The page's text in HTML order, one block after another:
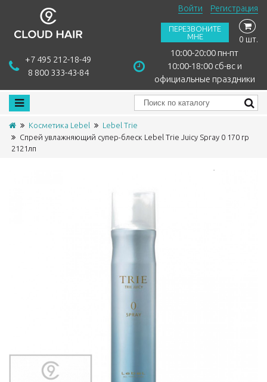
+7 495 212-18-49
8 800 333-43-84
10:00-20:00 пн-пт
10:00-18:00 сб-вс и
официальные праздники
Войти Регистрация
ПЕРЕЗВОНИТЕ
МНЕ
0 шт.
Косметика Lebel
Lebel Trie
Спрей увлажняющий супер-блеск Lebel Trie Juicy Spray 0 170 гр
2121лп